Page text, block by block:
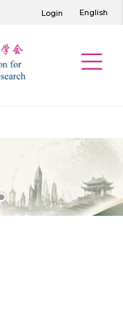
Login English